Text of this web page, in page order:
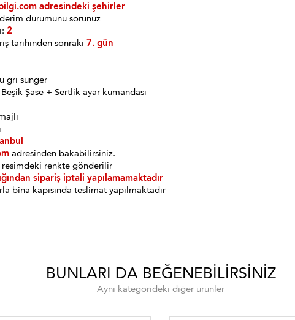
adresindeki şehirler
durumunu sorunuz
2
tarihinden sonraki 7. gün
gri sünger
Şase + Sertlik ayar kumandası
adresinden bakabilirsiniz.
renkte gönderilir
sipariş iptali yapılamamaktadır
bina kapısında teslimat yapılmaktadır
BUNLARI DA BEĞENEBILIRSINIZ
Aynı kategorideki diğer ürünler